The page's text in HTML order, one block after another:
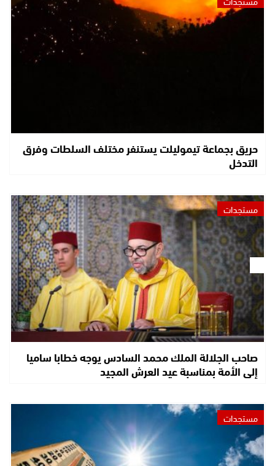
حريق بجماعة تيموليلت يستنفر مختلف السلطات وفرق
التدخل
مستجدات
صاحب الجلالة الملك محمد السادس يوجه خطابا ساميا
إلى الأمة بمناسبة عيد العرش المجيد
مستجدات